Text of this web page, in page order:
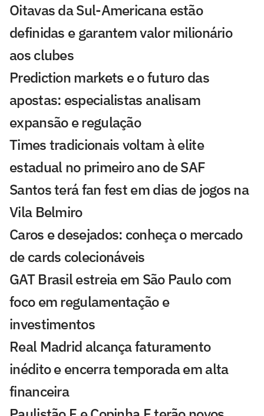
Oitavas da Sul-Americana estão
definidas e garantem valor milionário
aos clubes
Prediction markets e o futuro das
apostas: especialistas analisam
expansão e regulação
Times tradicionais voltam à elite
estadual no primeiro ano de SAF
Santos terá fan fest em dias de jogos na
Vila Belmiro
Caros e desejados: conheça o mercado
de cards colecionáveis
GAT Brasil estreia em São Paulo com
foco em regulamentação e
investimentos
Real Madrid alcança faturamento
inédito e encerra temporada em alta
financeira